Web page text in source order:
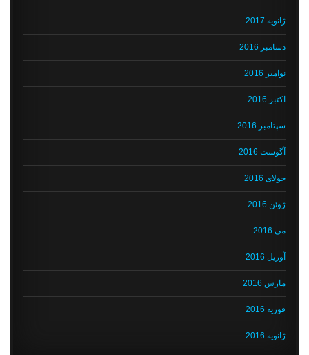
ژانویه 2017
دسامبر 2016
نوامبر 2016
اکتبر 2016
سپتامبر 2016
آگوست 2016
جولای 2016
ژوئن 2016
می 2016
آوریل 2016
مارس 2016
فوریه 2016
ژانویه 2016